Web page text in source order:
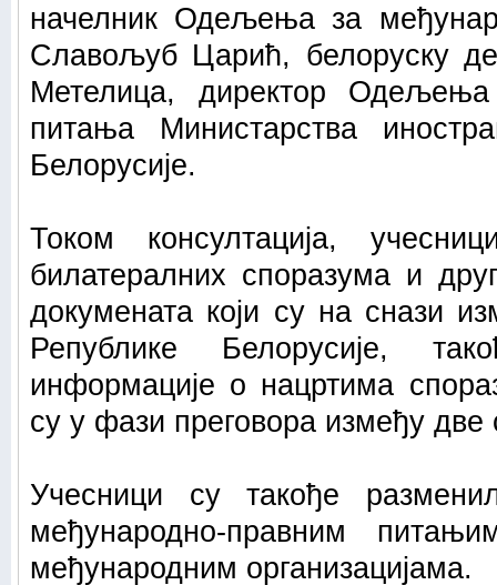
начелник Одељења за
Славољуб Царић, белоруску
Метелица, директор
питања Министарства
Белорусије.
Током консултација,
билатералних споразума и
докумената који су на снази
Републике Белорусије,
информације о нацртима
су у фази преговора између две
Учесници су такође
међународно-правним
међународним организацијама.